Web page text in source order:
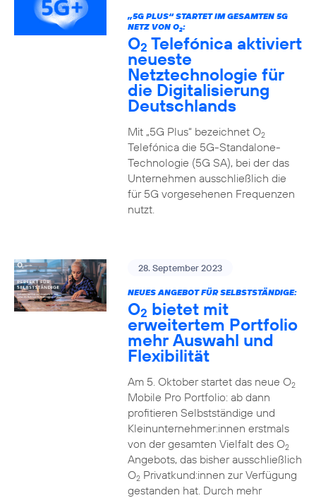
„5G PLUS“ STARTET IM GESAMTEN 5G
NETZ VON O2:
O2 Telefónica aktiviert
neueste
Netztechnologie für
die Digitalisierung
Deutschlands
Mit „5G Plus“ bezeichnet O2
Telefónica die 5G-Standalone-
Technologie (5G SA), bei der das
Unternehmen ausschließlich die
für 5G vorgesehenen Frequenzen
nutzt.
28. September 2023
NEUES ANGEBOT FÜR SELBSTSTÄNDIGE:
O2 bietet mit
erweitertem Portfolio
mehr Auswahl und
Flexibilität
Am 5. Oktober startet das neue O2
Mobile Pro Portfolio: ab dann
profitieren Selbstständige und
Kleinunternehmer:innen erstmals
von der gesamten Vielfalt des O2
Angebots, das bisher ausschließlich
O2Privatkund:innen zur Verfügung
gestanden hat. Durch mehr